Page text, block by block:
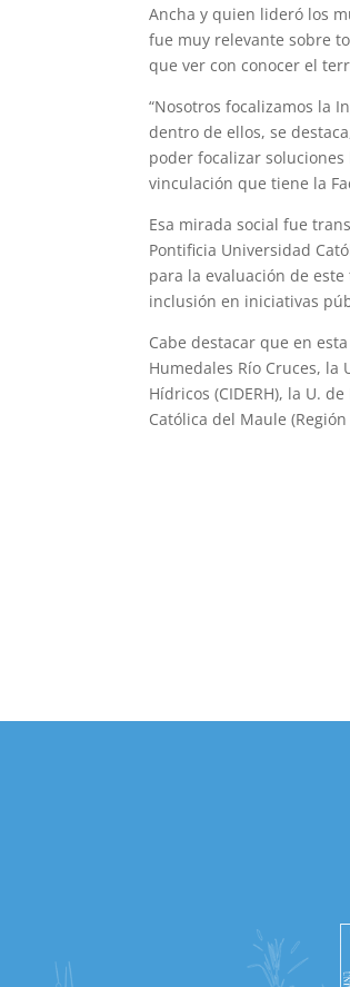
Ancha y quien lideró los
fue muy relevante sobre
que ver con conocer el
“Nosotros focalizamos la
dentro de ellos, se
poder focalizar
vinculación que tiene la
Esa mirada social fue
Pontificia Universidad
para la evaluación de
inclusión en iniciativas
Cabe destacar que en
Humedales Río Cruces,
Hídricos (CIDERH), la U.
Católica del Maule